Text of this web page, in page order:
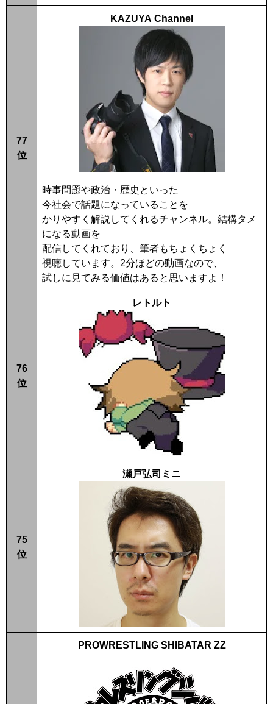
77
位
KAZUYA Channel
時事問題や政治・歴史といった
今社会で話題になっていることを
かりやすく解説してくれるチャンネル。結構タメ
になる動画を
配信してくれており、筆者もちょくちょく
視聴しています。2分ほどの動画なので、
試しに見てみる価値はあると思いますよ！
76
位
レトルト
75
位
瀬戸弘司ミニ
PROWRESTLING SHIBATAR ZZ